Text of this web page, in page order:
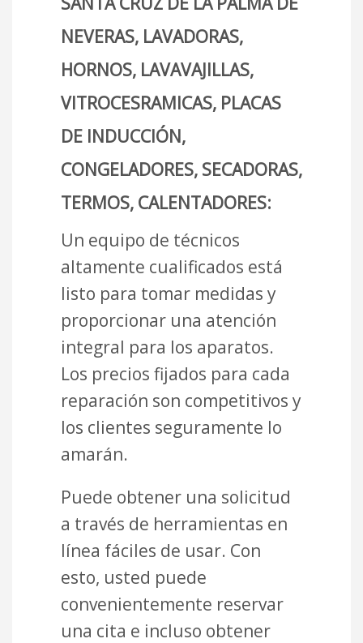
NEVERAS, LAVADORAS,
HORNOS, LAVAVAJILLAS,
VITROCESRAMICAS, PLACAS
DE INDUCCIÓN,
CONGELADORES, SECADORAS,
TERMOS, CALENTADORES:
Un equipo de técnicos
altamente cualificados está
listo para tomar medidas y
proporcionar una atención
integral para los aparatos.
Los precios fijados para cada
reparación son competitivos y
los clientes seguramente lo
amarán.
Puede obtener una solicitud
a través de herramientas en
línea fáciles de usar. Con
esto, usted puede
convenientemente reservar
una cita e incluso obtener